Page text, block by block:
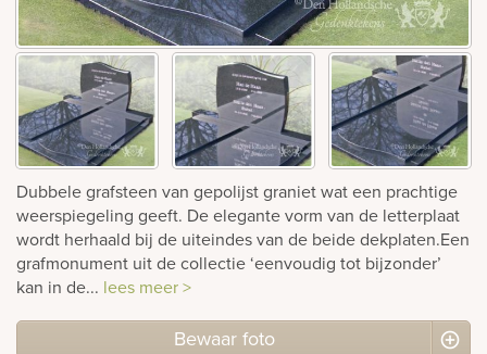
Bekijk
ook:
Dubbele grafsteen van gepolijst graniet wat een prachtige
weerspiegeling geeft. De elegante vorm van de letterplaat
wordt herhaald bij de uiteindes van de beide dekplaten.Een
grafmonument uit de collectie ‘eenvoudig tot bijzonder’
kan in de... lees meer >
Bewaar foto